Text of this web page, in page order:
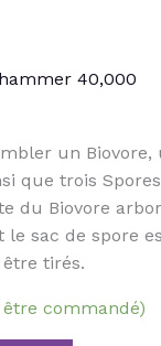
40,000
un Biovore,
que trois
du Biovore
le sac de spore
être tirés.
commandé)